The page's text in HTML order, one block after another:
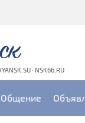
· NSK66.RU
Общение